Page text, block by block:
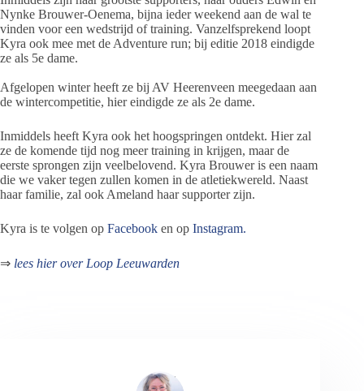
Nynke Brouwer-Oenema, bijna ieder weekend aan de wal te
vinden voor een wedstrijd of training. Vanzelfsprekend loopt
Kyra ook mee met de Adventure run; bij editie 2018 eindigde
ze als 5e dame.
Afgelopen winter heeft ze bij AV Heerenveen meegedaan aan
de wintercompetitie, hier eindigde ze als 2e dame.
Inmiddels heeft Kyra ook het hoogspringen ontdekt. Hier zal
ze de komende tijd nog meer training in krijgen, maar de
eerste sprongen zijn veelbelovend. Kyra Brouwer is een naam
die we vaker tegen zullen komen in de atletiekwereld. Naast
haar familie, zal ook Ameland haar supporter zijn.
Kyra is te volgen op Facebook en op Instagram.
⇒ lees hier over Loop Leeuwarden